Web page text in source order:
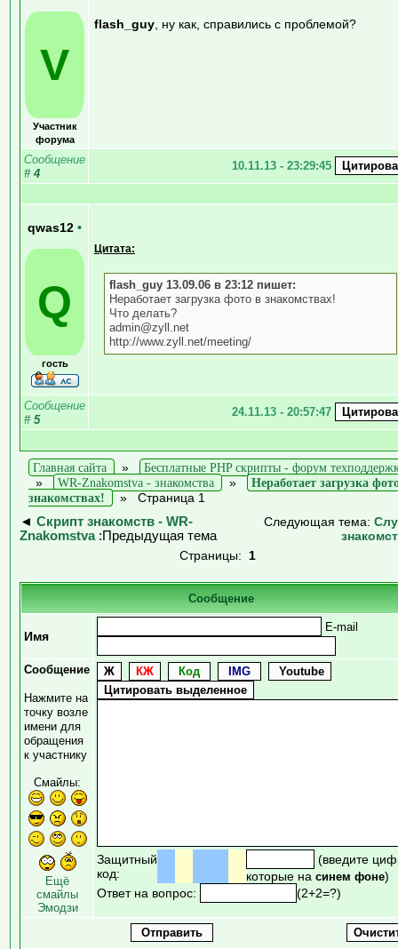
V
Участник
форума
flash_guy , ну как, справились с проблемой?
Сообщение
# 4
10.11.13 - 23:29:45
qwas12 •
Q
гость
Цитата:
flash_guy 13.09.06 в 23:12 пишет:
Неработает загрузка фото в знакомствах!
Что делать?
admin@zyll.net
http://www.zyll.net/meeting/
Сообщение
# 5
24.11.13 - 20:57:47
Главная сайта »
Бесплатные PHP скрипты - форум
»
WR-Znakomstva - знакомства »
Неработает загрузка
знакомствах!
» Страница 1
◄ Скрипт знакомств - WR-
Znakomstva:Предыдущая тема
Следующая тема:
Страницы: 1
Сообщение
Имя
E-mail
Сообщение
Нажмите на
точку возле
имени для
обращения
к участнику
Смайлы:
Ещё
смайлы
Эмодзи
Защитный
код:
(введите
которые на синем фоне)
Ответ на вопрос:
(2+2=?)